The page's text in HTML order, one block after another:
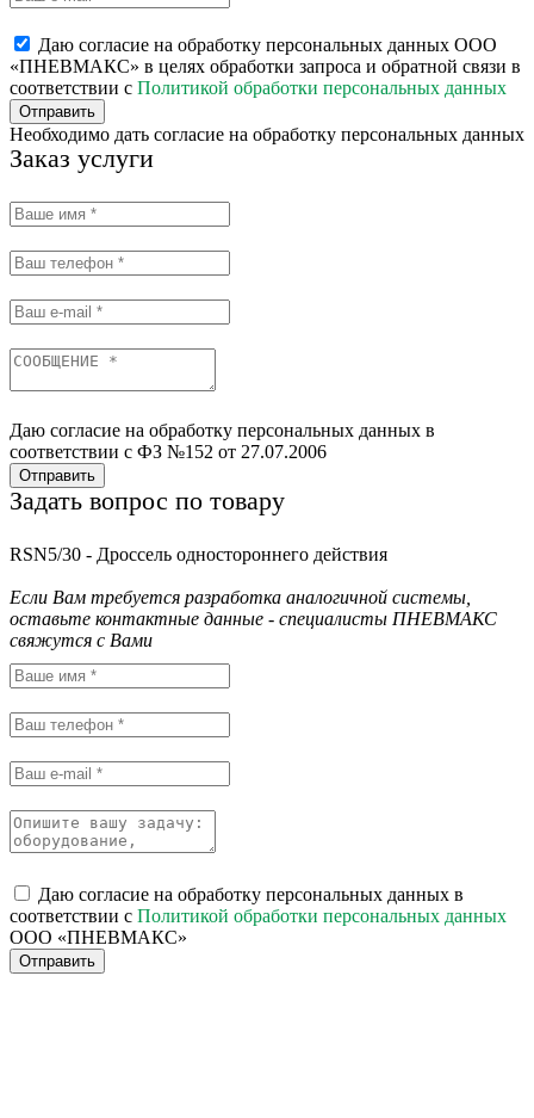
Даю согласие на обработку персональных данных ООО
«ПНЕВМАКС» в целях обработки запроса и обратной связи в
соответствии с Политикой обработки персональных данных
Отправить
Необходимо дать согласие на обработку персональных данных
Заказ услуги
Даю согласие на обработку персональных данных в
соответствии с ФЗ №152 от 27.07.2006
Отправить
Задать вопрос по товару
RSN5/30 - Дроссель одностороннего действия
Если Вам требуется разработка аналогичной системы,
оставьте контактные данные - специалисты ПНЕВМАКС
свяжутся с Вами
Даю согласие на обработку персональных данных в
соответствии с Политикой обработки персональных данных
ООО «ПНЕВМАКС»
Отправить